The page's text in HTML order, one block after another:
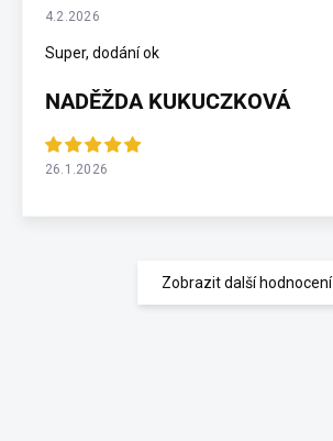
4.2.2026
Super, dodání ok
NADĚŽDA KUKUCZKOVÁ
26.1.2026
Zobrazit další hodnocení